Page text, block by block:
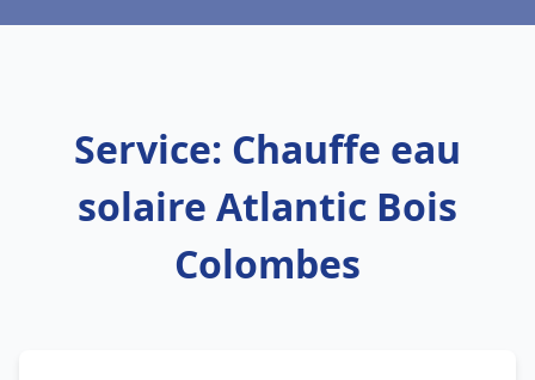
Service: Chauffe eau
solaire Atlantic Bois
Colombes